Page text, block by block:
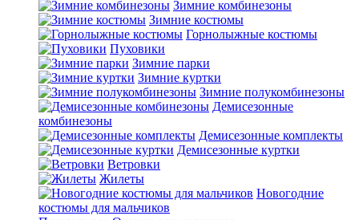
Зимние комбинезоны
Зимние костюмы
Горнолыжные костюмы
Пуховики
Зимние парки
Зимние куртки
Зимние полукомбинезоны
Демисезонные
комбинезоны
Демисезонные комплекты
Демисезонные куртки
Ветровки
Жилеты
Новогодние
костюмы для мальчиков